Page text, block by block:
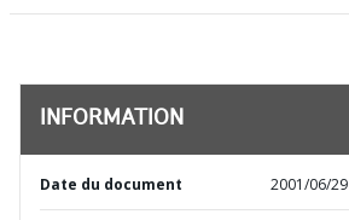
INFORMATION
Date du document 2001/06/29